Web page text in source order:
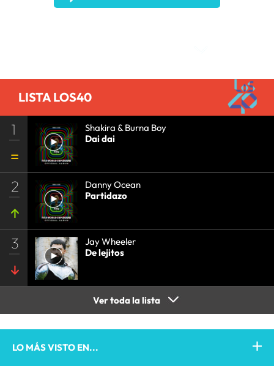
•TRANSPORTE•SOCIEDAD•
LISTA LOS40
1
Shakira & Burna Boy
Dai dai
2
Danny Ocean
Partidazo
3
Jay Wheeler
De lejitos
Ver toda la lista
LO MÁS VISTO EN...